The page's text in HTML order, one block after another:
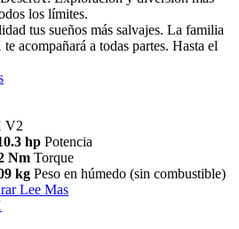
los límites.
tus sueños más salvajes. La familia
acompañará a todas partes. Hasta el
V2
hp Potencia
Nm Torque
kg Peso en húmedo (sin combustible)
Lee Mas